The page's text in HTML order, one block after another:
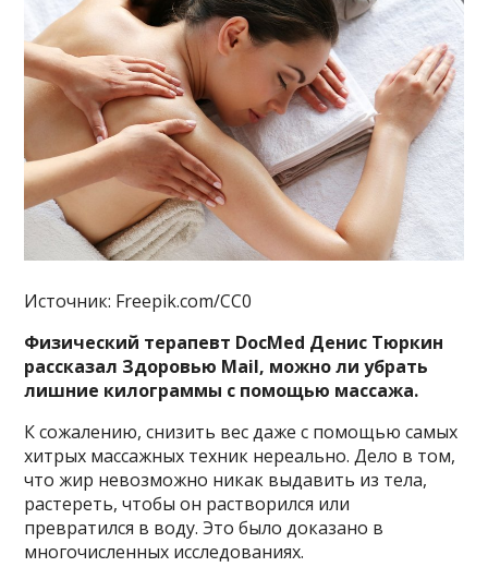
Источник: Freepik.com/CC0
Физический терапевт DocMed Денис Тюркин
рассказал Здоровью Mail, можно ли убрать
лишние килограммы с помощью массажа.
К сожалению, снизить вес даже с помощью самых
хитрых массажных техник нереально. Дело в том,
что жир невозможно никак выдавить из тела,
растереть, чтобы он растворился или
превратился в воду. Это было доказано в
многочисленных исследованиях.